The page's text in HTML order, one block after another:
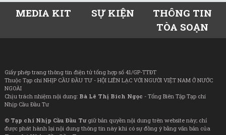
MEDIA KIT SỰ KIỆN
THÔNG TIN
TÒA SOẠN
Giấy phép trang thông tin điện tử tổng hợp số 41/GP-TTĐT
Thuộc Tạp chí NHỊP CẦU ĐẦU TƯ - HỘI LIÊN LẠC VỚI NGƯỜI VIỆT NAM Ở NƯỚC
NGOÀI
Chịu trách nhiệm nội dung: Bà Lê Thị Bích Ngọc - Tổng Biên Tập Tạp chí
Nhịp Cầu Đầu Tư
© Tạp chí Nhịp Cầu Đầu Tưgiữ bản quyền nội dung trên website này; chỉ
được phát hành lại nội dung thông tin này khi có sự đồng ý bằng văn bản của